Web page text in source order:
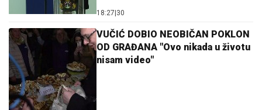
18:27|30
VUČIĆ DOBIO NEOBIČAN POKLON
OD GRAĐANA "Ovo nikada u životu
nisam video"